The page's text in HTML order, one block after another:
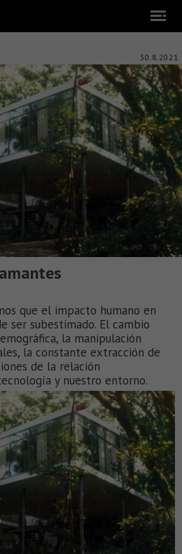
30.8.2021
que el impacto humano en
ser subestimado. El cambio
la manipulación
la constante extracción de
de la relación
y nuestro entorno.